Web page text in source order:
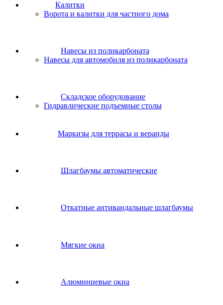
Калитки
Ворота и калитки для частного дома
Навесы из поликарбоната
Навесы для автомобиля из поликарбоната
Складское оборудование
Гидравлические подъемные столы
Маркизы для террасы и веранды
Шлагбаумы автоматические
Откатные антивандальные шлагбаумы
Мягкие окна
Алюминиевые окна